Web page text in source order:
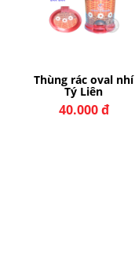
Thùng rác oval nhí
Tý Liên
40.000 đ